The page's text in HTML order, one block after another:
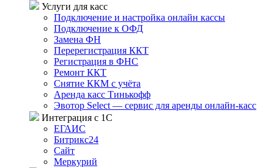
Услуги для касс
Подключение и настройка онлайн кассы
Подключение к ОФД
Замена ФН
Перерегистрация ККТ
Регистрация в ФНС
Ремонт ККТ
Снятие ККМ с учёта
Аренда касс Тинькофф
Эвотор Select — сервис для аренды онлайн-касс
Интеграция с 1С
ЕГАИС
Битрикс24
Сайт
Меркурий